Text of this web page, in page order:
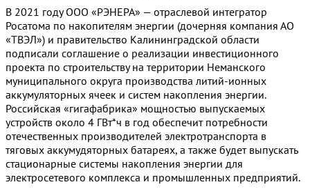
В 2021 году ООО «РЭНЕРА» — отраслевой интегратор
Росатома по накопителям энергии (дочерняя компания АО
«ТВЭЛ») и правительство Калининградской области
подписали соглашение о реализации инвестиционного
проекта по строительству на территории Неманского
муниципального округа производства литий-ионных
аккумуляторных ячеек и систем накопления энергии.
Российская «гигафабрика» мощностью выпускаемых
устройств около 4 ГВт*ч в год обеспечит потребности
отечественных производителей электротранспорта в
тяговых аккумудяторных батареях, а также будет выпускать
стационарные системы накопления энергии для
электросетевого комплекса и промышленных предприятий.